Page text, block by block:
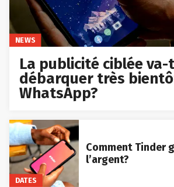
NEWS
La publicité ciblée
débarquer très
WhatsApp?
DATES
Comment Tinder
l’argent?